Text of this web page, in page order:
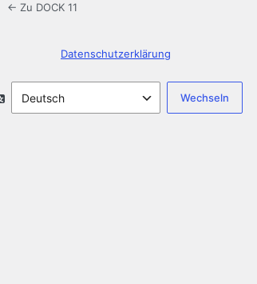
← Zu DOCK 11
Datenschutzerklärung
Sprache